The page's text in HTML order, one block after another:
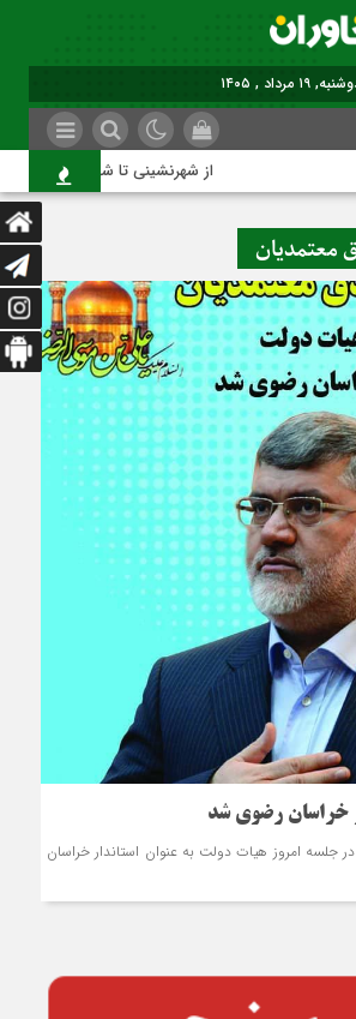
مرداد , ۱۴۰۵
از شهرنشینی تا شهروندی
معتمدیان
خراسان رضوی شد
جلسه امروز هیات دولت به عنوان استاندار خراسان